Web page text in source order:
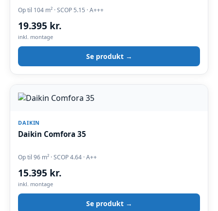
Op til 104 m² · SCOP 5.15 · A+++
19.395 kr.
inkl. montage
Se produkt →
DAIKIN
Daikin Comfora 35
Op til 96 m² · SCOP 4.64 · A++
15.395 kr.
inkl. montage
Se produkt →